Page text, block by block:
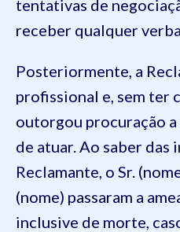
tentativas de
receber qualquer
Posteriormente, a
profissional e, sem ter
outorgou procuração
de atuar. Ao saber das
Reclamante, o Sr.
(nome) passaram a
inclusive de morte,